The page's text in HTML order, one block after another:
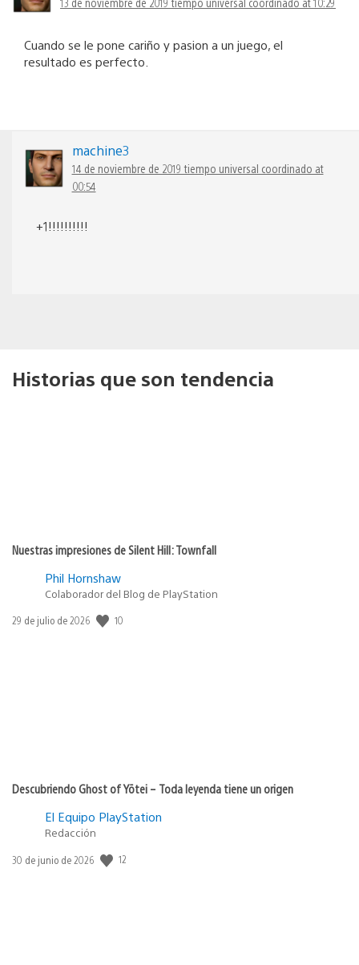
Cuando se le pone cariño y pasion a un juego, el
resultado es perfecto.
machine3
14 de noviembre de 2019 tiempo universal coordinado at
00:54
+1!!!!!!!!!!
Historias que son tendencia
Nuestras impresiones de Silent Hill: Townfall
Phil Hornshaw
Colaborador del Blog de PlayStation
Fecha
29 de julio de 2026 10
Descubriendo Ghost of Yōtei – Toda leyenda tiene un origen
El Equipo PlayStation
Redacción
Fecha
30 de junio de 2026 12